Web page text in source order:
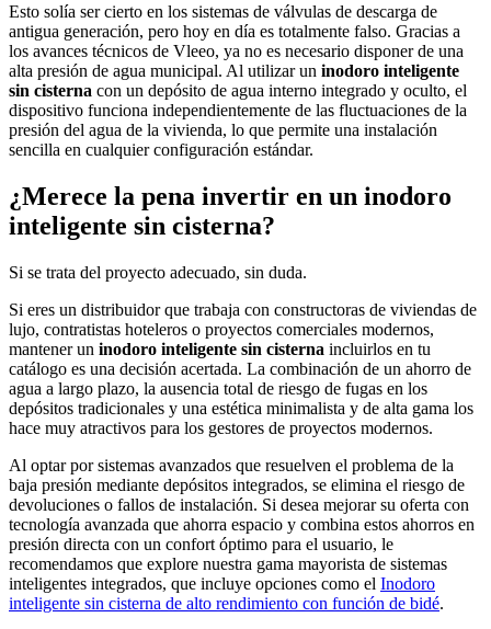
Esto solía ser cierto en los sistemas de válvulas de descarga de
antigua generación, pero hoy en día es totalmente falso. Gracias a
los avances técnicos de Vleeo, ya no es necesario disponer de una
alta presión de agua municipal. Al utilizar un inodoro inteligente
sin cisterna con un depósito de agua interno integrado y oculto, el
dispositivo funciona independientemente de las fluctuaciones de la
presión del agua de la vivienda, lo que permite una instalación
sencilla en cualquier configuración estándar.
¿Merece la pena invertir en un inodoro
inteligente sin cisterna?
Si se trata del proyecto adecuado, sin duda.
Si eres un distribuidor que trabaja con constructoras de viviendas de
lujo, contratistas hoteleros o proyectos comerciales modernos,
mantener un inodoro inteligente sin cisterna incluirlos en tu
catálogo es una decisión acertada. La combinación de un ahorro de
agua a largo plazo, la ausencia total de riesgo de fugas en los
depósitos tradicionales y una estética minimalista y de alta gama los
hace muy atractivos para los gestores de proyectos modernos.
Al optar por sistemas avanzados que resuelven el problema de la
baja presión mediante depósitos integrados, se elimina el riesgo de
devoluciones o fallos de instalación. Si desea mejorar su oferta con
tecnología avanzada que ahorra espacio y combina estos ahorros en
presión directa con un confort óptimo para el usuario, le
recomendamos que explore nuestra gama mayorista de sistemas
inteligentes integrados, que incluye opciones como el Inodoro
inteligente sin cisterna de alto rendimiento con función de bidé.